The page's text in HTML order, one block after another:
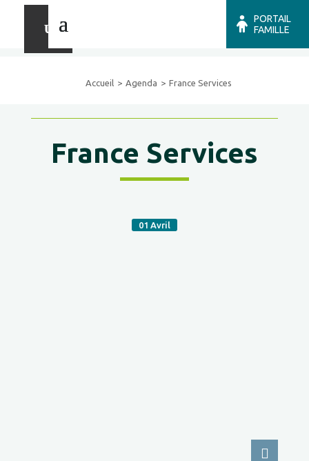
PORTAIL
FAMILLE
Accueil Agenda France Services
France Services
01 Avril